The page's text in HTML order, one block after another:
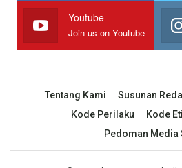
Youtube
Join us on Youtube
Tentang Kami Susunan
Kode Perilaku
Kode
Pedoman Media